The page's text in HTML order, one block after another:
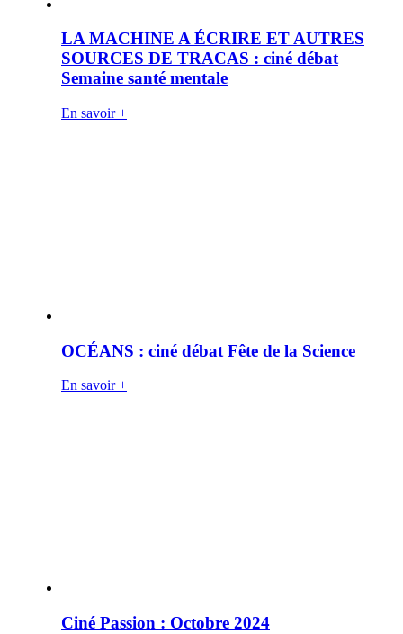
LA MACHINE A ÉCRIRE ET AUTRES
SOURCES DE TRACAS : ciné débat
Semaine santé mentale
En savoir +
OCÉANS : ciné débat Fête de la Science
En savoir +
Ciné Passion : Octobre 2024